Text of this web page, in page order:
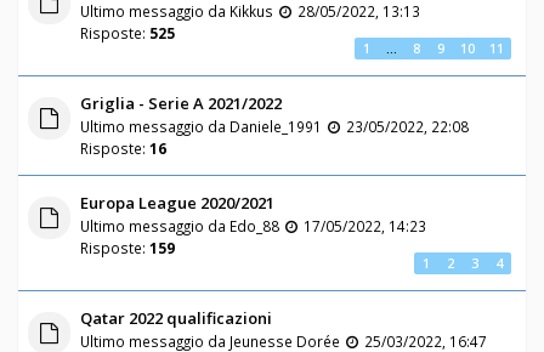
Ultimo messaggio da Kikkus
28/05/2022, 13:13
Risposte: 525
1 … 8 9 10 11
Griglia - Serie A 2021/2022
Ultimo messaggio da Daniele_1991
23/05/2022, 22:08
Risposte: 16
Europa League 2020/2021
Ultimo messaggio da Edo_88
17/05/2022, 14:23
Risposte: 159
1 2 3 4
Qatar 2022 qualificazioni
Ultimo messaggio da Jeunesse Dorée
25/03/2022, 16:47